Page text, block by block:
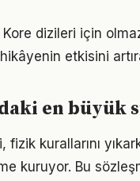
Kore dizileri için
etkisini
en büyük
kurallarını
kuruyor. Bu